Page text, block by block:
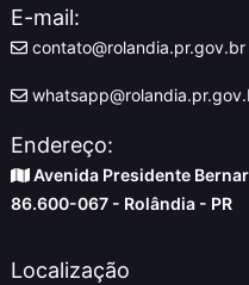
E-mail:
contato@rolandia.pr.gov.br
Endereço:
Avenida Presidente
86.600-067 - Rolândia - PR
Localização